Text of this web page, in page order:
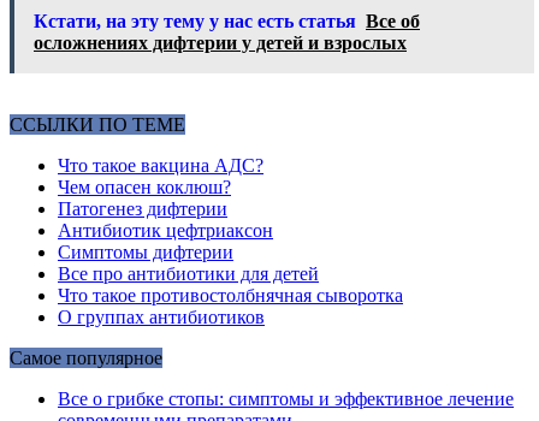
Кстати, на эту тему у нас есть статья Все об
осложнениях дифтерии у детей и взрослых
ССЫЛКИ ПО ТЕМЕ
Что такое вакцина АДС?
Чем опасен коклюш?
Патогенез дифтерии
Антибиотик цефтриаксон
Симптомы дифтерии
Все про антибиотики для детей
Что такое противостолбнячная сыворотка
О группах антибиотиков
Самое популярное
Все о грибке стопы: симптомы и эффективное лечение